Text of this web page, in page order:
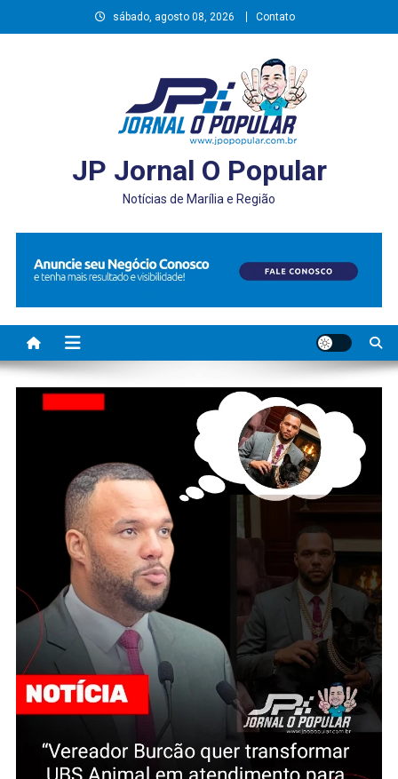
to
sábado, agosto 08, 2026 Contato
JP Jornal O Popular
Notícias de Marília e Região